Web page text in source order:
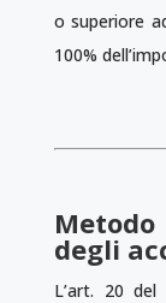
o superiore
100%
degli
L’art. 20